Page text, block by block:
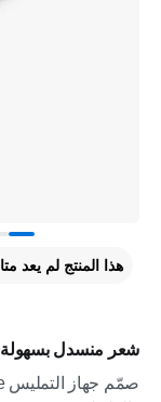
شعر منسدل بسهولة
هذا المنتج لم يعد